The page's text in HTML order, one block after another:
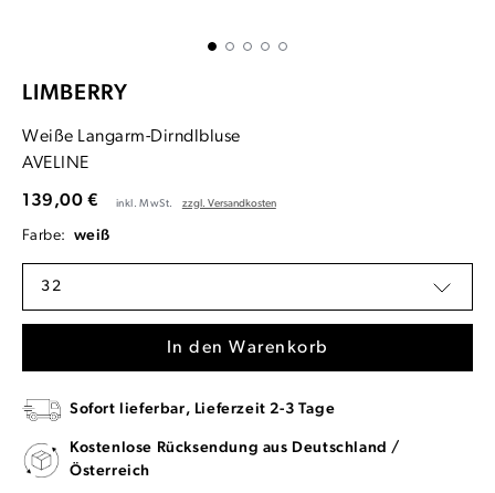
LIMBERRY
Weiße Langarm-Dirndlbluse
AVELINE
139,00 € inkl. MwSt. zzgl. Versandkosten
Farbe: weiß
32
In den Warenkorb
Sofort lieferbar, Lieferzeit 2-3 Tage
Kostenlose Rücksendung aus Deutschland /
Österreich